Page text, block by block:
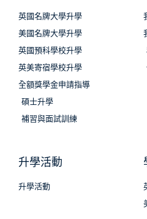
英國名牌大學升學
美國名牌大學升學
英國預科學校升學
英美寄宿學校升學
全額獎學金申請指導
碩士升學
補習與面試訓練
升學活動
升學活動